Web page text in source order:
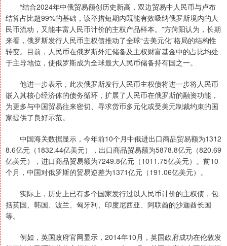
“结合2024年中俄贸易额创历史新高，双边贸易中人民币与卢布
结算占比超99%的基础，该举措短期内既能有效吸纳俄罗斯境内的人
民币流动，又能丰富人民币计价的主权产品样本。”方菏阳认为，长期
来看，俄罗斯发行人民币主权债推动了全球“去美元化”格局的结构性
转变。目前，人民币在俄罗斯外汇储备及主权财富基金中的占比均处
于主导地位，使俄罗斯成为全球最大人民币储备持有国之一。
他进一步表示，此次俄罗斯发行人民币主权债将进一步将人民币
嵌入其核心经济体的债务循环，扩展了人民币在俄罗斯的融资功能，
为更多与中国贸易往来密切、寻求货币多元化或受美元制裁约束的国
家提供了良好示范。
中国海关数据显示，今年前10个月中俄进出口商品贸易额为1312
8.6亿元（1832.44亿美元），出口商品贸易额为5878.8亿元（820.69
亿美元），进口商品贸易额为7249.8亿元（1011.75亿美元）。前10
个月，中国对俄罗斯的贸易逆差为1371亿元（191.06亿美元）。
实际上，历史上已有多个国家发行过以人民币计价的主权债，包
括英国、韩国、波兰、匈牙利、印度尼西亚、阿联酋的沙迦酋长国
等。
例如，英国政府官网显示，2014年10月，英国政府成功在伦敦发